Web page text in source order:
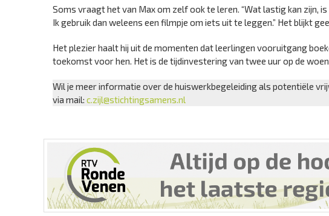
Soms vraagt het van Max om zelf ook te leren. “Wat lastig kan zijn,
Ik gebruik dan weleens een filmpje om iets uit te leggen.” Het blijkt
Het plezier haalt hij uit de momenten dat leerlingen vooruitgang
toekomst voor hen. Het is de tijdinvestering van twee uur op de
Wil je meer informatie over de huiswerkbegeleiding als potentiële
via mail: c.zijl@stichtingsamens.nl